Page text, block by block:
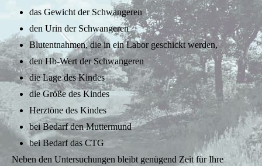
das Gewicht der Schwangeren
den Urin der Schwangeren
Blutentnahmen, die in ein Labor geschickt werden,
den Hb-Wert der Schwangeren
die Lage des Kindes
die Größe des Kindes
Herztöne des Kindes
bei Bedarf den Muttermund
bei Bedarf das CTG
Neben den Untersuchungen bleibt genügend Zeit für Ihre